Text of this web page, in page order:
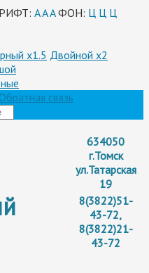
AAA ФОН: Ц Ц Ц
х1.5 Двойной х2
Обратная связь
634050
г.Томск
ул.Татарская
19
8(3822)51-
43-72,
8(3822)21-
43-72